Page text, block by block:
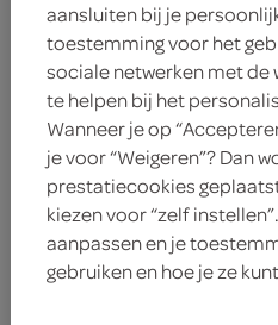
1883 Maison Routin Saus
500 Milliliter
aansluiten bij je
toestemming voor het
sociale netwerken met de
te helpen bij het
Wanneer je op
je voor “Weigeren”? Dan
prestatiecookies
kiezen voor “zelf
aanpassen en je
gebruiken en hoe je ze